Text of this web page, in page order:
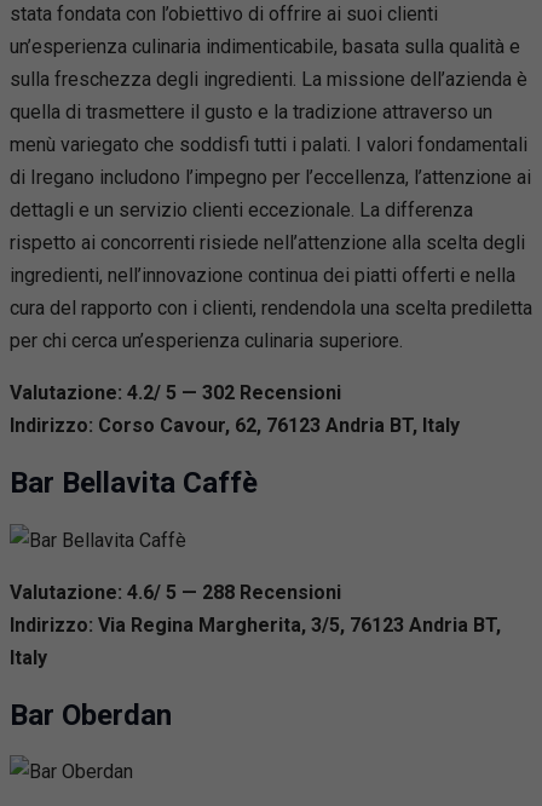
stata fondata con l’obiettivo di offrire ai suoi clienti
un’esperienza culinaria indimenticabile, basata sulla qualità e
sulla freschezza degli ingredienti. La missione dell’azienda è
quella di trasmettere il gusto e la tradizione attraverso un
menù variegato che soddisfi tutti i palati. I valori fondamentali
di Iregano includono l’impegno per l’eccellenza, l’attenzione ai
dettagli e un servizio clienti eccezionale. La differenza
rispetto ai concorrenti risiede nell’attenzione alla scelta degli
ingredienti, nell’innovazione continua dei piatti offerti e nella
cura del rapporto con i clienti, rendendola una scelta prediletta
per chi cerca un’esperienza culinaria superiore.
Valutazione: 4.2/ 5 — 302 Recensioni
Indirizzo: Corso Cavour, 62, 76123 Andria BT, Italy
Bar Bellavita Caffè
Valutazione: 4.6/ 5 — 288 Recensioni
Indirizzo: Via Regina Margherita, 3/5, 76123 Andria BT,
Italy
Bar Oberdan